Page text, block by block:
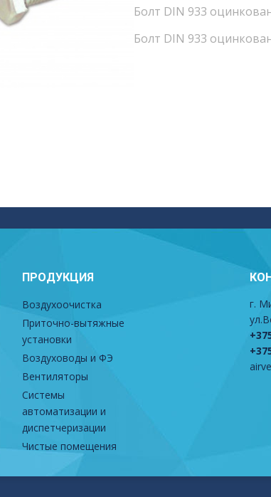
Болт DIN 933
Болт DIN 933
ПРОДУКЦИЯ
Воздухоочистка
Приточно-вытяжные
установки
Воздуховоды и ФЭ
Вентиляторы
Системы
автоматизации и
диспетчеризации
Чистые помещения
г.